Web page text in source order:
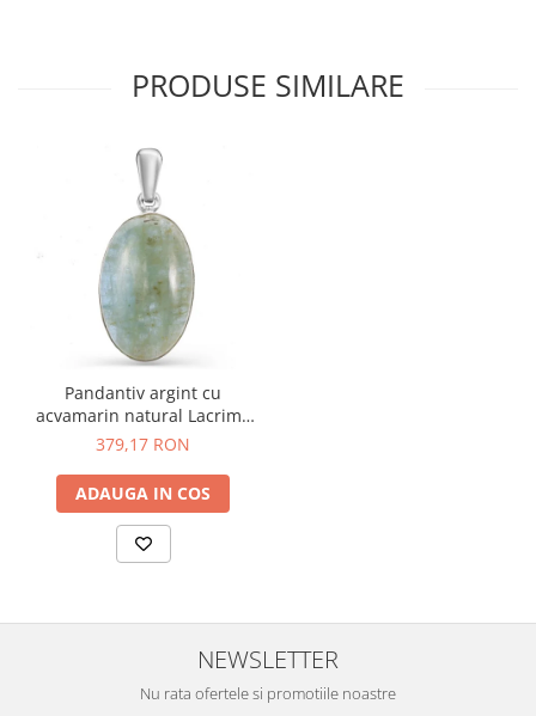
PRODUSE SIMILARE
Pandantiv argint cu
acvamarin natural Lacrima
Sirenei
379,17 RON
ADAUGA IN COS
NEWSLETTER
Nu rata ofertele si promotiile noastre